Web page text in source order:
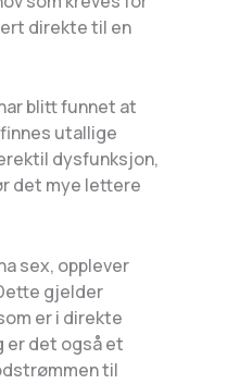
direkte til en
blitt funnet at
utallige
dysfunksjon,
det mye lettere
sex, opplever
gjelder
er i direkte
er det også et
til